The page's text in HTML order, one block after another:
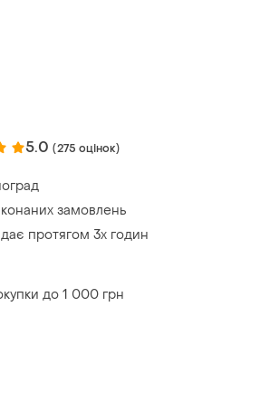
5.0 (275 оцінок)
замовлень
протягом 3х годин
до 1 000 грн